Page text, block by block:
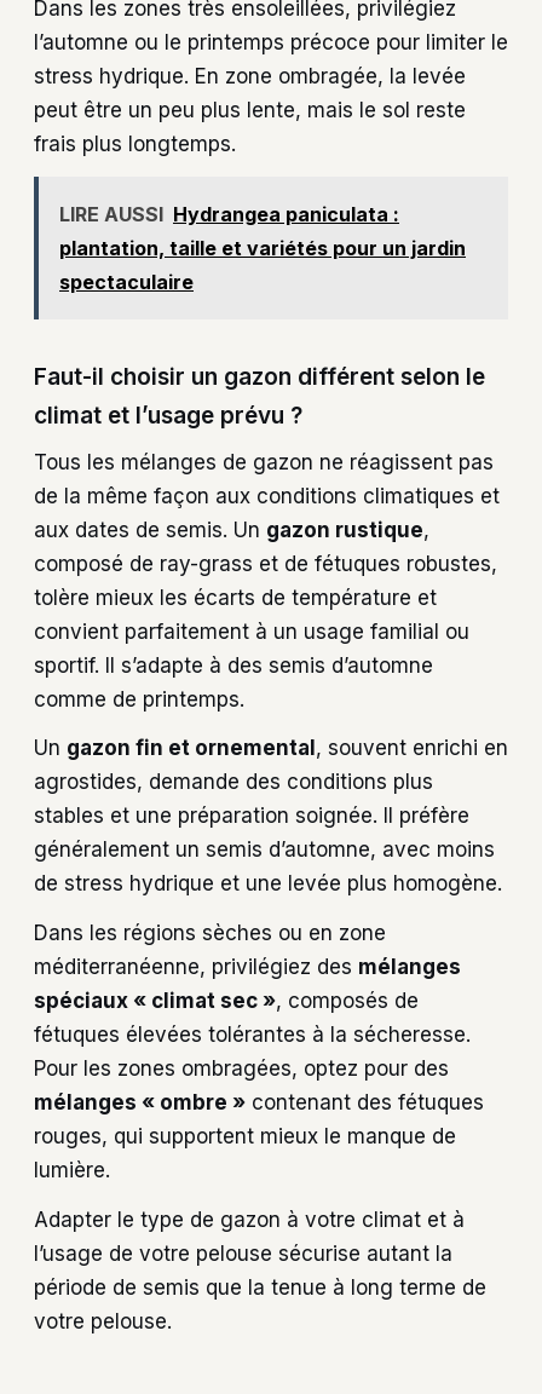
Dans les zones très ensoleillées, privilégiez
l’automne ou le printemps précoce pour limiter le
stress hydrique. En zone ombragée, la levée
peut être un peu plus lente, mais le sol reste
frais plus longtemps.
LIRE AUSSI Hydrangea paniculata :
plantation, taille et variétés pour un jardin
spectaculaire
Faut-il choisir un gazon différent selon le
climat et l’usage prévu ?
Tous les mélanges de gazon ne réagissent pas
de la même façon aux conditions climatiques et
aux dates de semis. Un gazon rustique,
composé de ray-grass et de fétuques robustes,
tolère mieux les écarts de température et
convient parfaitement à un usage familial ou
sportif. Il s’adapte à des semis d’automne
comme de printemps.
Un gazon fin et ornemental , souvent enrichi en
agrostides, demande des conditions plus
stables et une préparation soignée. Il préfère
généralement un semis d’automne, avec moins
de stress hydrique et une levée plus homogène.
Dans les régions sèches ou en zone
méditerranéenne, privilégiez des mélanges
spéciaux « climat sec », composés de
fétuques élevées tolérantes à la sécheresse.
Pour les zones ombragées, optez pour des
mélanges « ombre » contenant des fétuques
rouges, qui supportent mieux le manque de
lumière.
Adapter le type de gazon à votre climat et à
l’usage de votre pelouse sécurise autant la
période de semis que la tenue à long terme de
votre pelouse.